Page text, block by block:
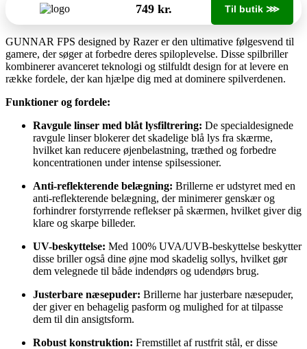
749 kr. Til butik ⋙
GUNNAR FPS designed by Razer er den ultimative følgesvend til
gamere, der søger at forbedre deres spiloplevelse. Disse spilbriller
kombinerer avanceret teknologi og stilfuldt design for at levere en
række fordele, der kan hjælpe dig med at dominere spilverdenen.
Funktioner og fordele:
Ravgule linser med blåt lysfiltrering: De specialdesignede
ravgule linser blokerer det skadelige blå lys fra skærme,
hvilket kan reducere øjenbelastning, træthed og forbedre
koncentrationen under intense spilsessioner.
Anti-reflekterende belægning: Brillerne er udstyret med en
anti-reflekterende belægning, der minimerer genskær og
forhindrer forstyrrende reflekser på skærmen, hvilket giver dig
klare og skarpe billeder.
UV-beskyttelse: Med 100% UVA/UVB-beskyttelse beskytter
disse briller også dine øjne mod skadelig sollys, hvilket gør
dem velegnede til både indendørs og udendørs brug.
Justerbare næsepuder: Brillerne har justerbare næsepuder,
der giver en behagelig pasform og mulighed for at tilpasse
dem til din ansigtsform.
Robust konstruktion: Fremstillet af rustfrit stål, er disse